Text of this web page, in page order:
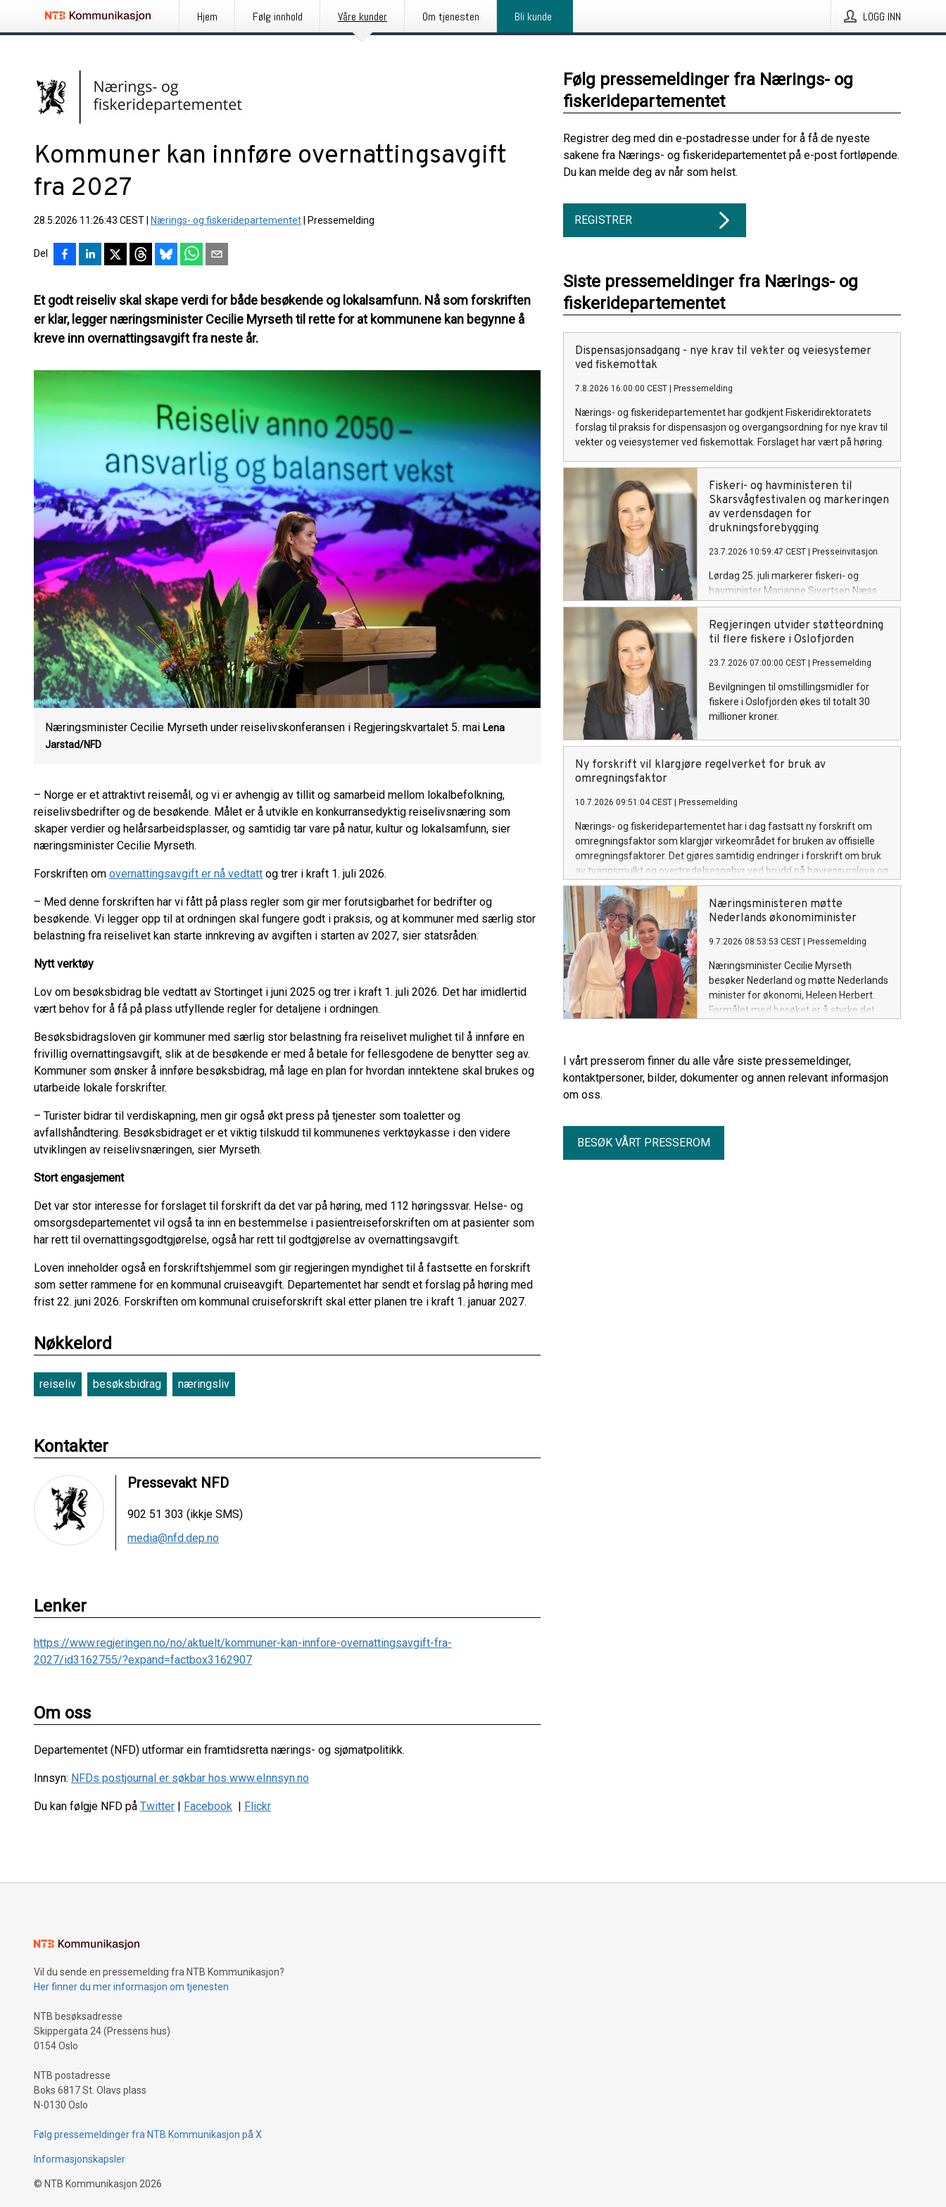
Hjem Følg innhold Våre kunder Om tjenesten Bli kunde LOGG INN
Kommuner kan innføre overnattingsavgift
fra 2027
28.5.2026 11:26:43 CEST Nærings- og fiskeridepartementet Pressemelding
Del
Et godt reiseliv skal skape verdi for både besøkende og lokalsamfunn. Nå som forskriften
er klar, legger næringsminister Cecilie Myrseth til rette for at kommunene kan begynne å
kreve inn overnattingsavgift fra neste år.
Næringsminister Cecilie Myrseth under reiselivskonferansen i Regjeringskvartalet 5. mai Lena
Jarstad/NFD
– Norge er et attraktivt reisemål, og vi er avhengig av tillit og samarbeid mellom lokalbefolkning,
reiselivsbedrifter og de besøkende. Målet er å utvikle en konkurransedyktig reiselivsnæring som
skaper verdier og helårsarbeidsplasser, og samtidig tar vare på natur, kultur og lokalsamfunn, sier
næringsminister Cecilie Myrseth.
Forskriften om overnattingsavgift er nå vedtatt og trer i kraft 1. juli 2026.
– Med denne forskriften har vi fått på plass regler som gir mer forutsigbarhet for bedrifter og
besøkende. Vi legger opp til at ordningen skal fungere godt i praksis, og at kommuner med særlig stor
belastning fra reiselivet kan starte innkreving av avgiften i starten av 2027, sier statsråden.
Nytt verktøy
Lov om besøksbidrag ble vedtatt av Stortinget i juni 2025 og trer i kraft 1. juli 2026. Det har imidlertid
vært behov for å få på plass utfyllende regler for detaljene i ordningen.
Besøksbidragsloven gir kommuner med særlig stor belastning fra reiselivet mulighet til å innføre en
frivillig overnattingsavgift, slik at de besøkende er med å betale for fellesgodene de benytter seg av.
Kommuner som ønsker å innføre besøksbidrag, må lage en plan for hvordan inntektene skal brukes og
utarbeide lokale forskrifter.
– Turister bidrar til verdiskapning, men gir også økt press på tjenester som toaletter og
avfallshåndtering. Besøksbidraget er et viktig tilskudd til kommunenes verktøykasse i den videre
utviklingen av reiselivsnæringen, sier Myrseth.
Stort engasjement
Det var stor interesse for forslaget til forskrift da det var på høring, med 112 høringssvar. Helse- og
omsorgsdepartementet vil også ta inn en bestemmelse i pasientreiseforskriften om at pasienter som
har rett til overnattingsgodtgjørelse, også har rett til godtgjørelse av overnattingsavgift.
Loven inneholder også en forskriftshjemmel som gir regjeringen myndighet til å fastsette en forskrift
som setter rammene for en kommunal cruiseavgift. Departementet har sendt et forslag på høring med
frist 22. juni 2026. Forskriften om kommunal cruiseforskrift skal etter planen tre i kraft 1. januar 2027.
Nøkkelord
reiseliv besøksbidrag næringsliv
Kontakter
Pressevakt NFD
902 51 303 (ikkje SMS)
media@nfd.dep.no
Lenker
https://www.regjeringen.no/no/aktuelt/kommuner-kan-innfore-overnattingsavgift-fra-
2027/id3162755/?expand=factbox3162907
Om oss
Departementet (NFD) utformar ein framtidsretta nærings- og sjømatpolitikk.
Innsyn: NFDs postjournal er søkbar hos www.eInnsyn.no
Du kan følgje NFD på Twitter | Facebook | Flickr
Følg pressemeldinger fra Nærings- og
fiskeridepartementet
Registrer deg med din e-postadresse under for å få de nyeste
sakene fra Nærings- og fiskeridepartementet på e-post fortløpende.
Du kan melde deg av når som helst.
REGISTRER
Siste pressemeldinger fra Nærings- og
fiskeridepartementet
Dispensasjonsadgang - nye krav til vekter og veiesystemer
ved fiskemottak
7.8.2026 16:00:00 CEST Pressemelding
Nærings- og fiskeridepartementet har godkjent Fiskeridirektoratets
forslag til praksis for dispensasjon og overgangsordning for nye krav til
vekter og veiesystemer ved fiskemottak. Forslaget har vært på høring.
Fiskeri- og havministeren til
Skarsvågfestivalen og markeringen
av verdensdagen for
drukningsforebygging
23.7.2026 10:59:47 CEST Presseinvitasjon
Lørdag 25. juli markerer fiskeri- og
havminister Marianne Sivertsen Næss
FNs verdensdag for forebygging av
drukning i Skarsvåg, verdens nordligste
fiskevær.
Regjeringen utvider støtteordning
til flere fiskere i Oslofjorden
23.7.2026 07:00:00 CEST Pressemelding
Bevilgningen til omstillingsmidler for
fiskere i Oslofjorden økes til totalt 30
millioner kroner.
Ny forskrift vil klargjøre regelverket for bruk av
omregningsfaktor
10.7.2026 09:51:04 CEST Pressemelding
Nærings- og fiskeridepartementet har i dag fastsatt ny forskrift om
omregningsfaktor som klargjør virkeområdet for bruken av offisielle
omregningsfaktorer. Det gjøres samtidig endringer i forskrift om bruk
av tvangsmulkt og overtredelsesgebyr ved brudd på havressurslova og
deltakerloven, i tråd med sanksjonsreglene i den nye forskriften.
Næringsministeren møtte
Nederlands økonomiminister
9.7.2026 08:53:53 CEST Pressemelding
Næringsminister Cecilie Myrseth
besøker Nederland og møtte Nederlands
minister for økonomi, Heleen Herbert.
Formålet med besøket er å styrke det
handel, investeringer og
næringslivssamarbeid.
I vårt presserom finner du alle våre siste pressemeldinger,
kontaktpersoner, bilder, dokumenter og annen relevant informasjon
om oss.
BESØK VÅRT PRESSEROM
Vil du sende en pressemelding fra NTB Kommunikasjon?
Her finner du mer informasjon om tjenesten
NTB besøksadresse
Skippergata 24 (Pressens hus)
0154 Oslo
NTB postadresse
Boks 6817 St. Olavs plass
N-0130 Oslo
Følg pressemeldinger fra NTB Kommunikasjon på X
Informasjonskapsler
© NTB Kommunikasjon 2026